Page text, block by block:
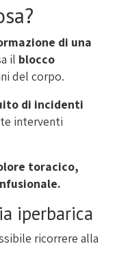
di una
il blocco
del corpo.
di incidenti
interventi
toracico,
iperbarica
ricorrere alla